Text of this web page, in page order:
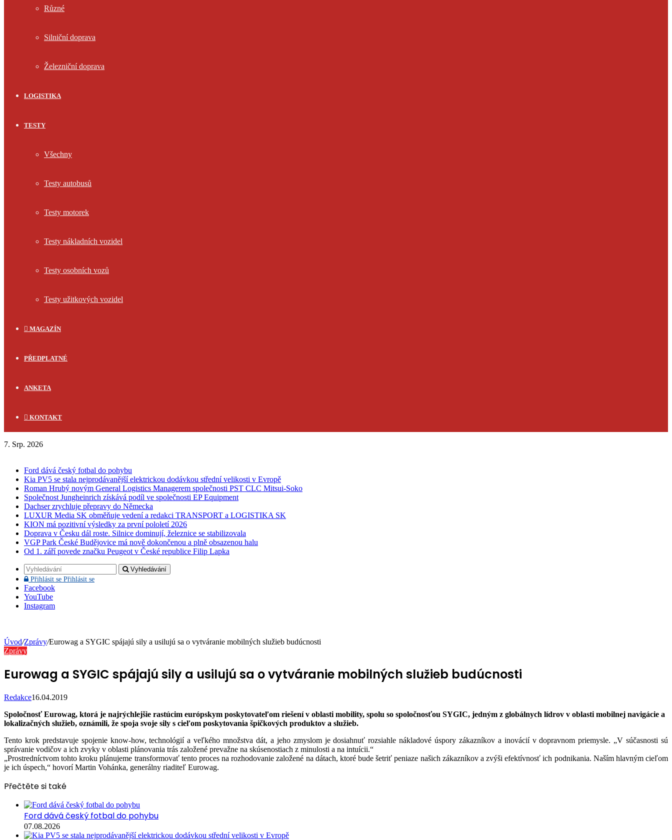
Různé
Silniční doprava
Železniční doprava
LOGISTIKA
TESTY
Všechny
Testy autobusů
Testy motorek
Testy nákladních vozidel
Testy osobních vozů
Testy užitkových vozidel
MAGAZÍN
PŘEDPLATNÉ
ANKETA
KONTAKT
7. Srp. 2026
Ford dává český fotbal do pohybu
Kia PV5 se stala nejprodávanější elektrickou dodávkou střední velikosti v Evropě
Roman Hrubý novým General Logistics Managerem společnosti PST CLC Mitsui-Soko
Společnost Jungheinrich získává podíl ve společnosti EP Equipment
Dachser zrychluje přepravy do Německa
LUXUR Media SK obměňuje vedení a redakci TRANSPORT a LOGISTIKA SK
KION má pozitivní výsledky za první pololetí 2026
Doprava v Česku dál roste. Silnice dominují, železnice se stabilizovala
VGP Park České Budějovice má nově dokončenou a plně obsazenou halu
Od 1. září povede značku Peugeot v České republice Filip Lapka
Vyhledávání
Přihlásit se Přihlásit se
Facebook
YouTube
Instagram
Úvod/Zprávy/Eurowag a SYGIC spájajú sily a usilujú sa o vytváranie mobilných služieb budúcnosti
Zprávy
Eurowag a SYGIC spájajú sily a usilujú sa o vytváranie mobilných služieb budúcnosti
Redakce16.04.2019
Spoločnosť Eurowag, ktorá je najrýchlejšie rastúcim európskym poskytovateľom riešení v oblasti mobility, spolu so spoločnosťou SYGIC, jedným z globálnych lídrov v oblasti mobilnej navigácie a
lokalizačných služieb, oznámili, že spoja svoje sily s cieľom poskytovania špičkových produktov a služieb.
Tento krok predstavuje spojenie know-how, technológií a veľkého množstva dát, a jeho zmyslom je dosiahnuť rozsiahle nákladové úspory zákazníkov a inovácií v dopravnom priemysle. „V súčasnosti sú
správanie vodičov a ich zvyky v oblasti plánovania trás založené prevažne na skúsenostiach z minulosti a na intuícii.“
„Prostredníctvom tohto kroku plánujeme transformovať tento proces na rozhodovanie založené na dátach, ktoré bude šetriť peniaze našich zákazníkov a zvýši efektívnosť ich podnikania. Naším hlavným cieľom
je ich úspech,“ hovorí Martin Vohánka, generálny riaditeľ Eurowag.
Přečtěte si také
Ford dává český fotbal do pohybu
07.08.2026